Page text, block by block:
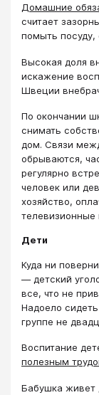
Домашние
считает
помыть посуду,
Высокая доля
искажение
Швеции
По окончании
снимать
дом. Связи
обрываются,
регулярно
человек или
хозяйство,
телевизионные
Дети
Куда ни
― детский
все, что не
Надоело
группе не
Воспитание
полезным
Бабушка живет